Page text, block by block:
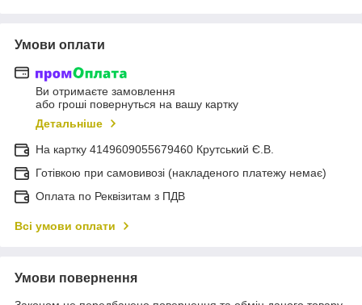
Умови оплати
Ви отримаєте замовлення
або гроші повернуться на вашу картку
Детальніше
На картку 4149609055679460 Крутський Є.В.
Готівкою при самовивозі (накладеного платежу немає)
Оплата по Реквізитам з ПДВ
Всі умови оплати
Умови повернення